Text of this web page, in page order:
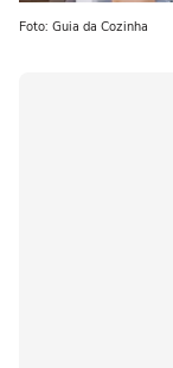
Foto: Guia da Cozinha